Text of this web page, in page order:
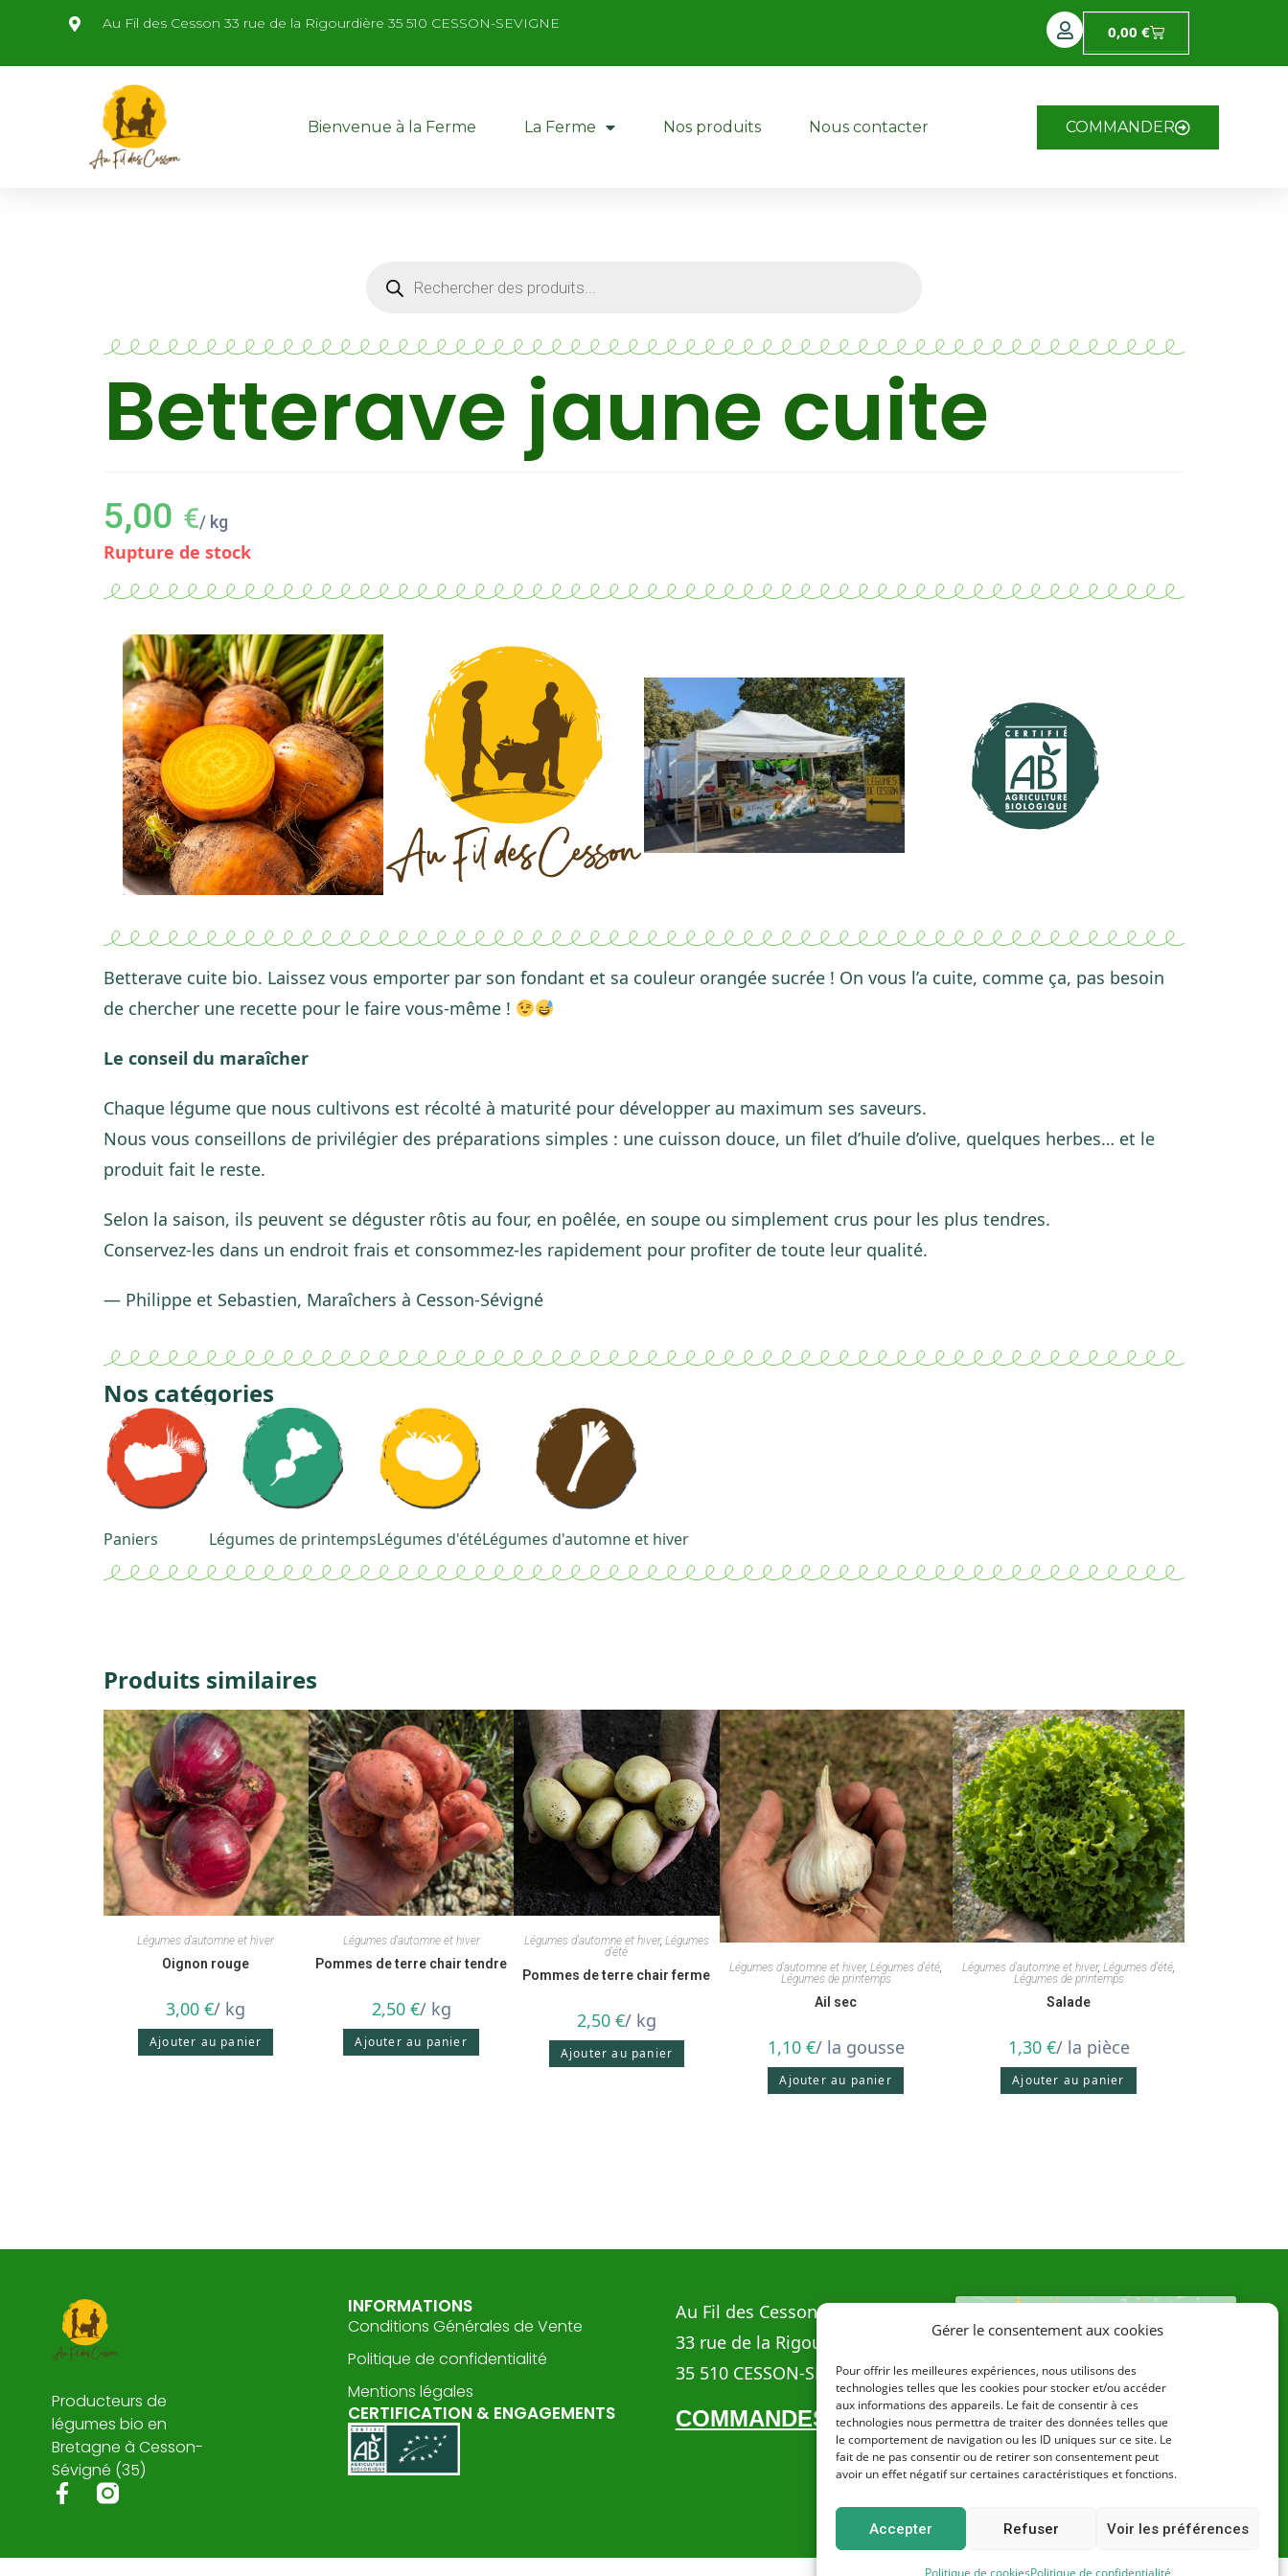
Gérer le consentement aux cookies
Pour offrir les meilleures expériences, nous utilisons des
technologies telles que les cookies pour stocker et/ou accéder
aux informations des appareils. Le fait de consentir à ces
technologies nous permettra de traiter des données telles que
le comportement de navigation ou les ID uniques sur ce site. Le
fait de ne pas consentir ou de retirer son consentement peut
avoir un effet négatif sur certaines caractéristiques et fonctions.
Accepter Refuser Voir les préférences
Politique de cookiesPolitique de confidentialité
Au Fil des Cesson 33 rue de la Rigourdière 35 510 CESSON-SEVIGNE 0,00 €
Bienvenue à la Ferme La Ferme Nos produits Nous contacter COMMANDER
Betterave jaune cuite
5,00 €/ kg
Rupture de stock
Betterave cuite bio. Laissez vous emporter par son fondant et sa couleur orangée sucrée ! On vous l’a cuite, comme ça, pas besoin
de chercher une recette pour le faire vous-même !
Le conseil du maraîcher
Chaque légume que nous cultivons est récolté à maturité pour développer au maximum ses saveurs.
Nous vous conseillons de privilégier des préparations simples : une cuisson douce, un filet d’huile d’olive, quelques herbes… et le
produit fait le reste.
Selon la saison, ils peuvent se déguster rôtis au four, en poêlée, en soupe ou simplement crus pour les plus tendres.
Conservez-les dans un endroit frais et consommez-les rapidement pour profiter de toute leur qualité.
— Philippe et Sebastien, Maraîchers à Cesson-Sévigné
Nos catégories
Paniers Légumes de printempsLégumes d'étéLégumes d'automne et hiver
Produits similaires
Légumes d'automne et hiver
Oignon rouge
3,00€/ kg
Ajouter au panier
Légumes d'automne et hiver
Pommes de terre chair tendre
2,50 €/ kg
Ajouter au panier
Légumes d'automne et hiver, Légumes
d'été
Pommes de terre chair ferme
2,50 €/ kg
Ajouter au panier
Légumes d'automne et hiver,Légumes d'été,
Légumes de printemps
Ail sec
1,10 €/ la gousse
Ajouter au panier
Légumes d'automne et hiver, Légumes d'été,
Légumes de printemps
Salade
1,30 €/ la pièce
Ajouter au panier
Producteurs de
légumes bio en
Bretagne à Cesson-
Sévigné (35)
INFORMATIONS
Conditions Générales de Vente
Politique de confidentialité
Mentions légales
CERTIFICATION & ENGAGEMENTS
Au Fil des Cesson
33 rue de la Rigourdière
35 510 CESSON-SEVIGNE
COMMANDES
Cliquez pour accepter les cookies
marketing et activer ce contenu